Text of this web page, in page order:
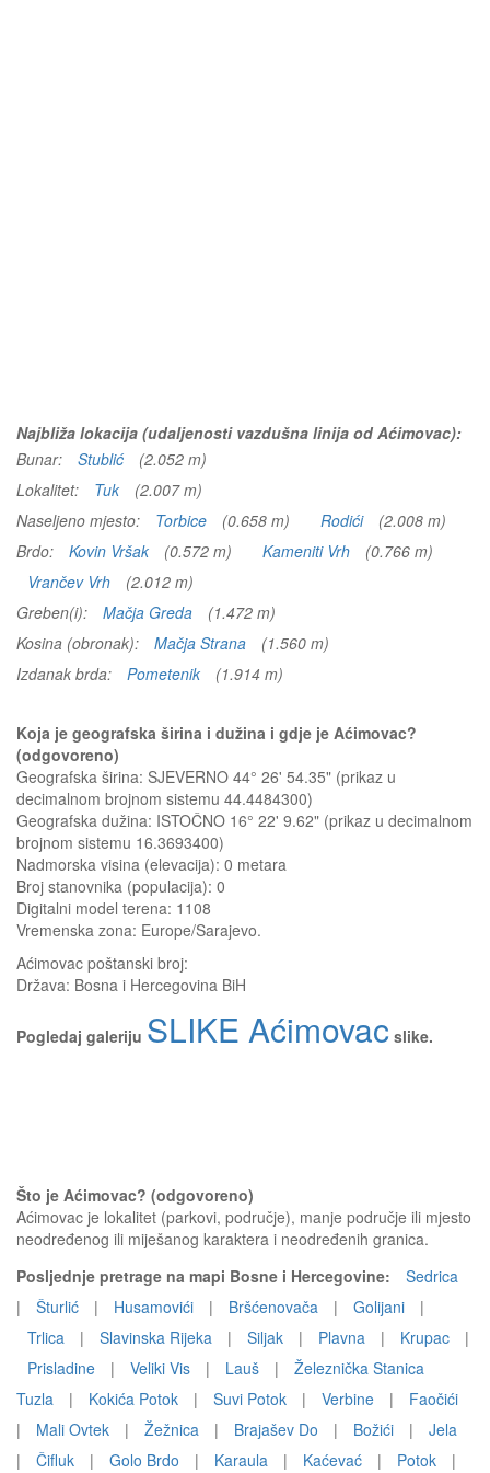
Najbliža lokacija (udaljenosti vazdušna linija od Aćimovac):
Bunar:
Stublić
(2.052 m)
Lokalitet:
Tuk
(2.007 m)
Naseljeno mjesto:
Torbice (0.658 m) Rodići
(2.008 m)
Brdo:
Kovin Vršak (0.572 m) Kameniti Vrh
(0.766 m)
Vrančev Vrh
(2.012 m)
Greben(i):
Mačja Greda
(1.472 m)
Kosina (obronak):
Mačja Strana
(1.560 m)
Izdanak brda:
Pometenik (1.914 m)
Koja je geografska širina i dužina i gdje je Aćimovac?
(odgovoreno)
Geografska širina: SJEVERNO 44° 26' 54.35" (prikaz u
decimalnom brojnom sistemu 44.4484300)
Geografska dužina: ISTOČNO 16° 22' 9.62" (prikaz u decimalnom
brojnom sistemu 16.3693400)
Nadmorska visina (elevacija): 0 metara
Broj stanovnika (populacija): 0
Digitalni model terena: 1108
Vremenska zona: Europe/Sarajevo.
Aćimovac poštanski broj:
Država: Bosna i Hercegovina BiH
Pogledaj galeriju SLIKE Aćimovac slike.
Što je Aćimovac? (odgovoreno)
Aćimovac je lokalitet (parkovi, područje), manje područje ili mjesto
neodređenog ili miješanog karaktera i neodređenih granica.
Posljednje pretrage na mapi Bosne i Hercegovine:
Sedrica
|
Šturlić | Husamovići | Bršćenovača | Golijani
|
Trlica
| Slavinska Rijeka | Siljak | Plavna | Krupac
|
Prisladine
| Veliki Vis | Lauš |
Železnička Stanica
Tuzla
| Kokića Potok | Suvi Potok | Verbine |
Faočići
|
Mali Ovtek | Žežnica | Brajašev Do | Božići |
Jela
|
Čifluk | Golo Brdo | Karaula | Kaćevać | Potok |